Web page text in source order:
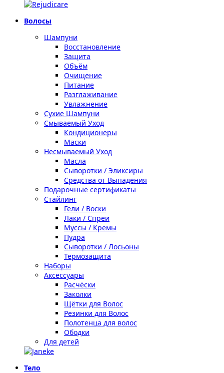
Волосы
Шампуни
Восстановление
Защита
Объём
Очищение
Питание
Разглаживание
Увлажнение
Сухие Шампуни
Смываемый Уход
Кондиционеры
Маски
Несмываемый Уход
Масла
Сыворотки / Эликсиры
Средства от Выпадения
Подарочные сертификаты
Стайлинг
Гели / Воски
Лаки / Спреи
Муссы / Кремы
Пудра
Сыворотки / Лосьоны
Термозащита
Наборы
Аксессуары
Расчёски
Заколки
Щётки для Волос
Резинки для Волос
Полотенца для волос
Ободки
Для детей
Тело